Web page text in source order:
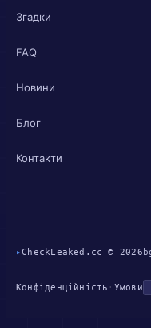
Згадки
FAQ
Новини
Блог
Контакти
▸CheckLeaked.cc © 2026
Конфіденційність · Умови